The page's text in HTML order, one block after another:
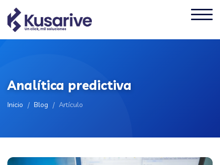
Analítica predictiva
Inicio / Blog / Artículo